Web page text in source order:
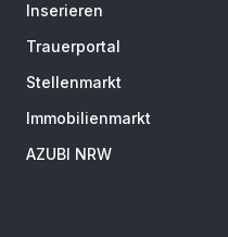
Inserieren
Trauerportal
Stellenmarkt
Immobilienmarkt
AZUBI NRW